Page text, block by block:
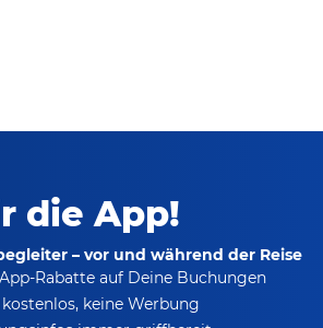
die App!
– vor und während der Reise
Rabatteauf Deine Buchungen
keine Werbung